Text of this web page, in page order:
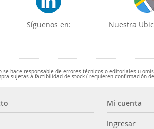
Síguenos en: Nuestra
hace responsable de errores técnicos o editoriales u
sujetas a factibilidad de stock ( requieren confirmación
Mi cuenta
Ingresar